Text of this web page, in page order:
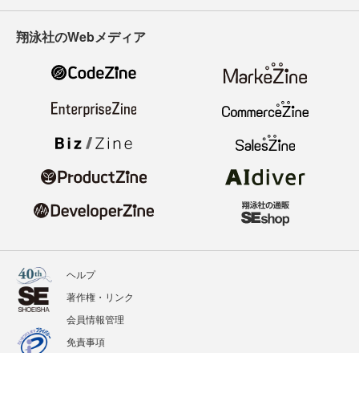
翔泳社のWebメディア
ヘルプ
著作権・リンク
会員情報管理
免責事項